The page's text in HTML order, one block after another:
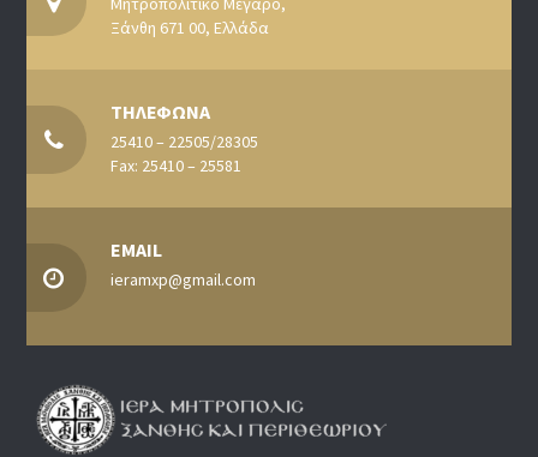
Ξάνθη 671 00, Ελλάδα
ΤΗΛΕΦΩΝΑ
25410 – 22505/28305
Fax: 25410 – 25581
EMAIL
ieramxp@gmail.com